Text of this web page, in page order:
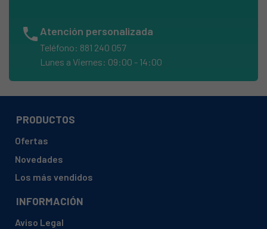
ALASKA, ALASKA642E
ALASKA, MR642A9
ALASKA, TW1000 (5300087773 10610191)
APELL, WM 508 (5300188017 10629549)
BAUMATIC, BFW1000W (5300018362 10608293)
phone Atención personalizada
Teléfono: 881 240 057
Lunes a Viernes: 09:00 - 14:00
PRODUCTOS
Ofertas
Novedades
Los más vendidos
INFORMACIÓN
Aviso Legal